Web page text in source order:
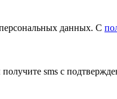
данных. С
sms с